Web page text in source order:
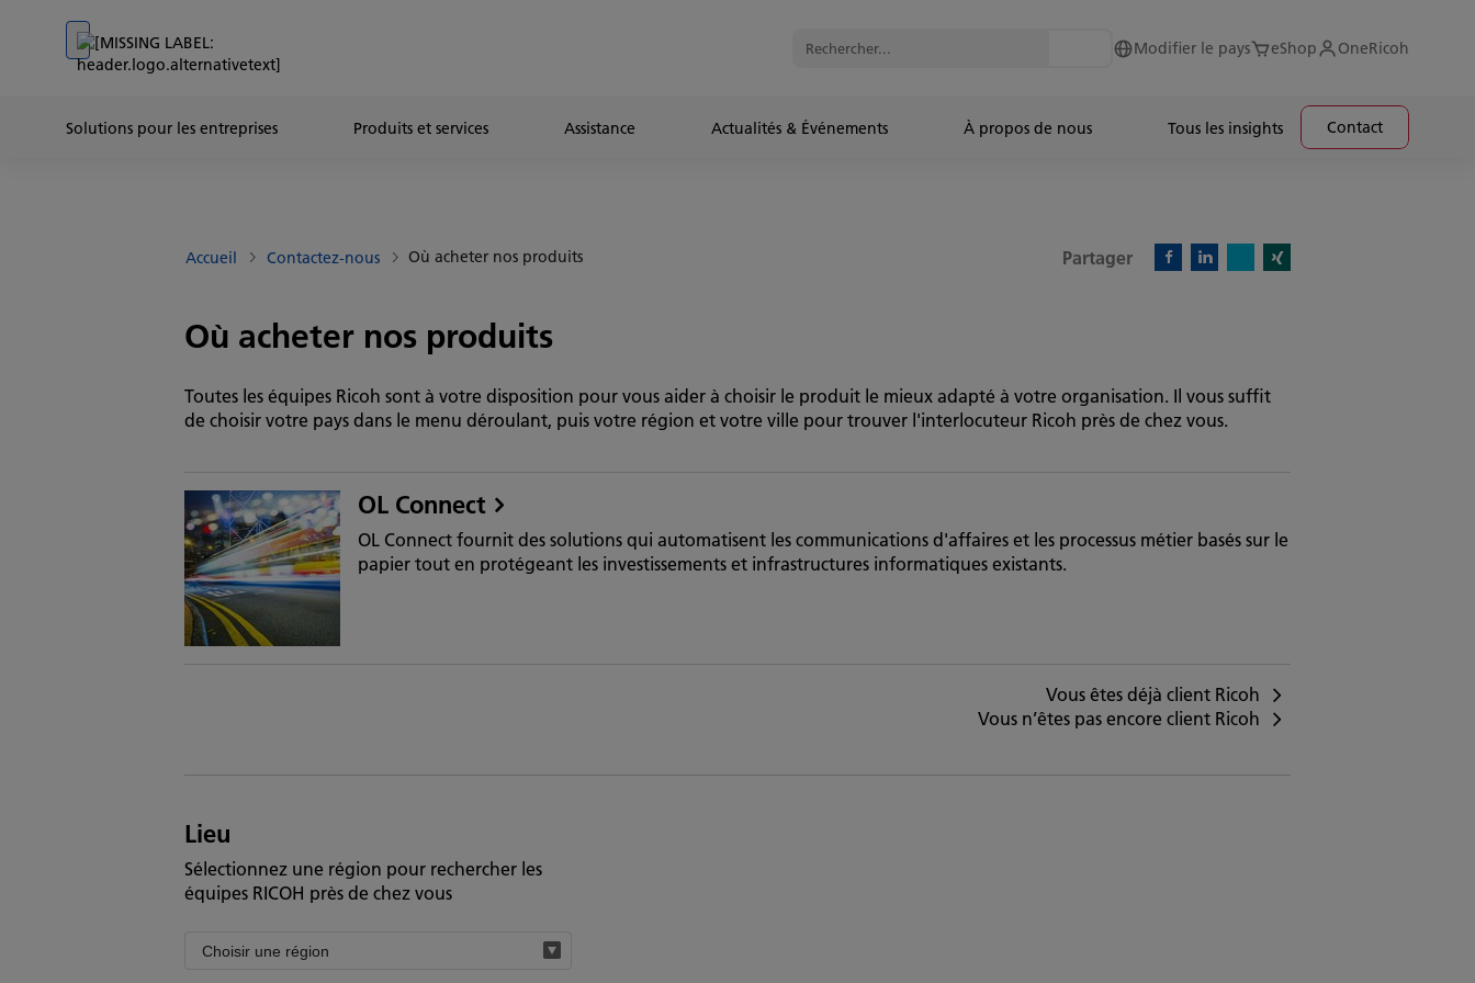
Go to content
Go to footer
Modifier le pays eShop OneRicoh
Solutions pour les entreprises Produits et services Assistance Actualités & Événements À propos de nous Tous les insights Contact
Accueil Contactez-nous Où acheter nos produits Partager
Où acheter nos produits
Toutes les équipes Ricoh sont à votre disposition pour vous aider à choisir le produit le mieux adapté à votre organisation. Il vous suffit
de choisir votre pays dans le menu déroulant, puis votre région et votre ville pour trouver l'interlocuteur Ricoh près de chez vous.
OL Connect
OL Connect fournit des solutions qui automatisent les communications d'affaires et les processus métier basés sur le
papier tout en protégeant les investissements et infrastructures informatiques existants.
Vous êtes déjà client Ricoh
Vous n’êtes pas encore client Ricoh
Lieu
Sélectionnez une région pour rechercher les
équipes RICOH près de chez vous
Filter